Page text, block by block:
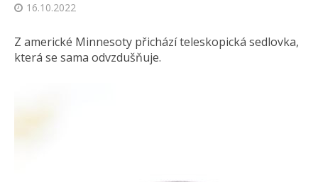
16.10.2022
Z americké Minnesoty přichází teleskopická sedlovka,
která se sama odvzdušňuje.